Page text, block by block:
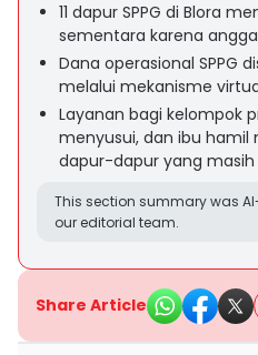
11 dapur SPPG di Blora
sementara karena
Dana operasional SPPG
melalui mekanisme
Layanan bagi kelompok
menyusui, dan ibu hamil
dapur-dapur yang masih
This section summary was
our editorial team.
Share Article